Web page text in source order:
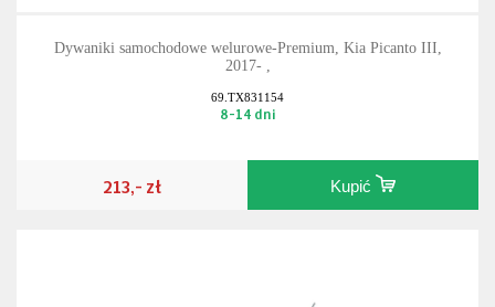
Dywaniki samochodowe welurowe-Premium, Kia Picanto III,
2017- ,
69.TX831154
8-14 dni
213,- zł Kupić